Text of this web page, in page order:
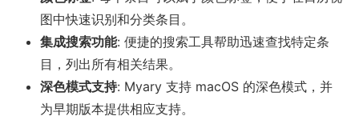
图中快速识别和分类条目。
集成搜索功能: 便捷的搜索工具帮助迅速查找特定条
目，列出所有相关结果。
深色模式支持: Myary 支持 macOS 的深色模式，并
为早期版本提供相应支持。